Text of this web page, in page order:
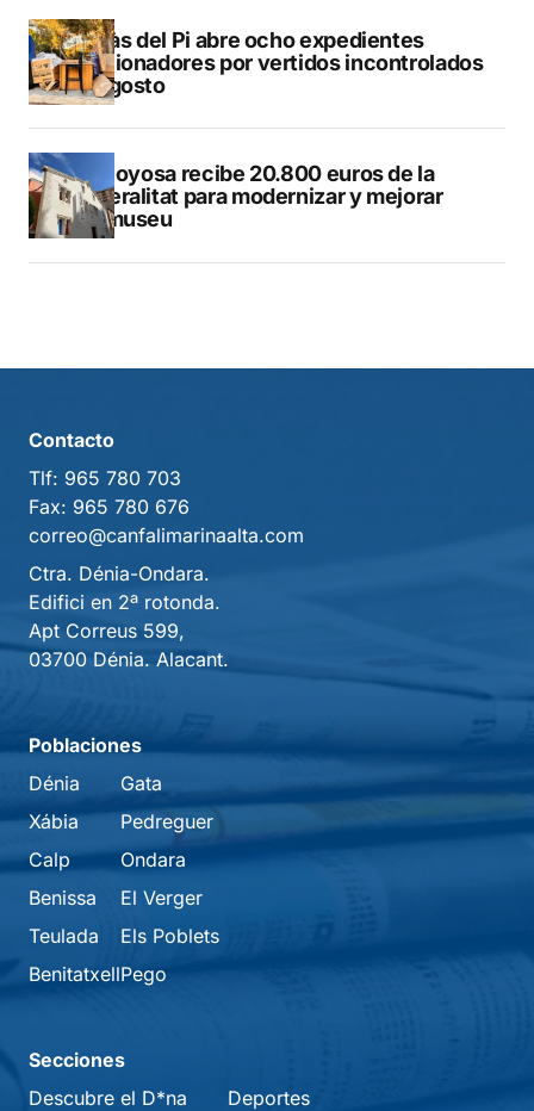
L’Alfàs del Pi abre ocho expedientes
sancionadores por vertidos incontrolados
en agosto
Villajoyosa recibe 20.800 euros de la
Generalitat para modernizar y mejorar
Vilamuseu
Contacto
Tlf: 965 780 703
Fax: 965 780 676
correo@canfalimarinaalta.com
Ctra. Dénia-Ondara.
Edifici en 2ª rotonda.
Apt Correus 599,
03700 Dénia. Alacant.
Poblaciones
Dénia
Xábia
Calp
Benissa
Teulada
Benitatxell
Gata
Pedreguer
Ondara
El Verger
Els Poblets
Pego
Secciones
Descubre el D*na
Deportes